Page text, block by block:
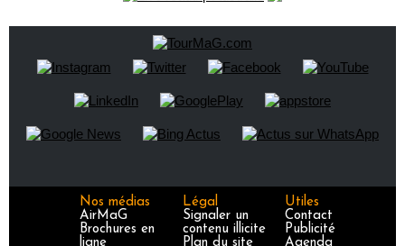
Nos médias
AirMaG
Brochures en
ligne
Légal
Signaler un
contenu illicite
Plan du site
Utiles
Contact
Publicité
Agenda